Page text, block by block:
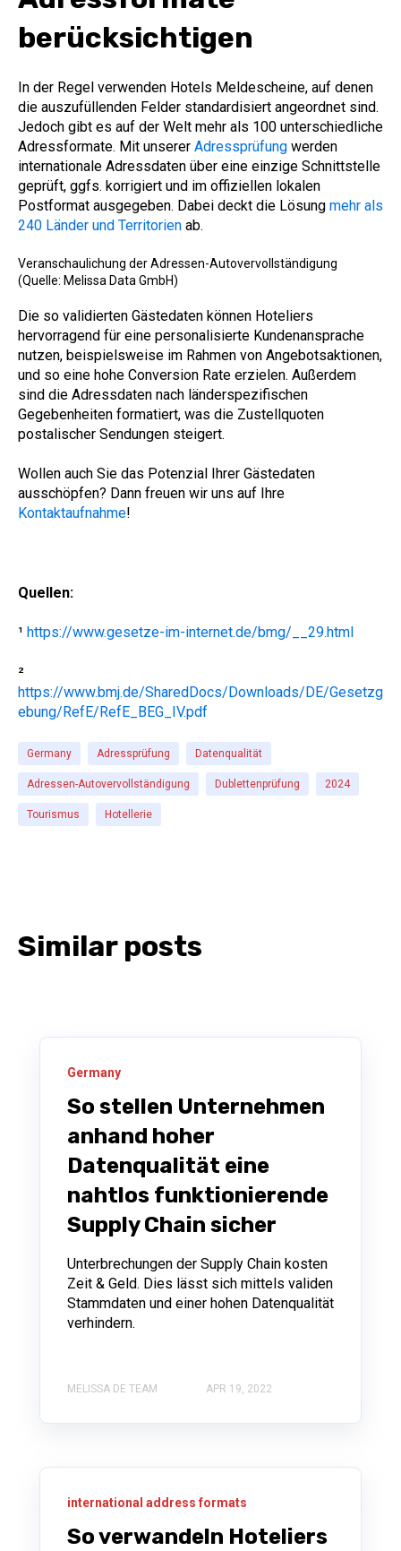
berücksichtigen
In der Regel verwenden Hotels Meldescheine, auf denen
die auszufüllenden Felder standardisiert angeordnet sind.
Jedoch gibt es auf der Welt mehr als 100 unterschiedliche
Adressformate. Mit unserer Adressprüfung werden
internationale Adressdaten über eine einzige Schnittstelle
geprüft, ggfs. korrigiert und im offiziellen lokalen
Postformat ausgegeben. Dabei deckt die Lösung mehr als
240 Länder und Territorien ab.
Veranschaulichung der Adressen-Autovervollständigung
(Quelle: Melissa Data GmbH)
Die so validierten Gästedaten können Hoteliers
hervorragend für eine personalisierte Kundenansprache
nutzen, beispielsweise im Rahmen von Angebotsaktionen,
und so eine hohe Conversion Rate erzielen. Außerdem
sind die Adressdaten nach länderspezifischen
Gegebenheiten formatiert, was die Zustellquoten
postalischer Sendungen steigert.
Wollen auch Sie das Potenzial Ihrer Gästedaten
ausschöpfen? Dann freuen wir uns auf Ihre
Kontaktaufnahme!
Quellen:
¹ https://www.gesetze-im-internet.de/bmg/__29.html
²
https://www.bmj.de/SharedDocs/Downloads/DE/Gesetzg
ebung/RefE/RefE_BEG_IV.pdf
Germany Adressprüfung Datenqualität
Adressen-Autovervollständigung Dublettenprüfung 2024
Tourismus Hotellerie
Similar posts
Germany
So stellen Unternehmen
anhand hoher
Datenqualität eine
nahtlos funktionierende
Supply Chain sicher
Unterbrechungen der Supply Chain kosten
Zeit & Geld. Dies lässt sich mittels validen
Stammdaten und einer hohen Datenqualität
verhindern.
MELISSA DE TEAM APR 19, 2022
international address formats
So verwandeln Hoteliers